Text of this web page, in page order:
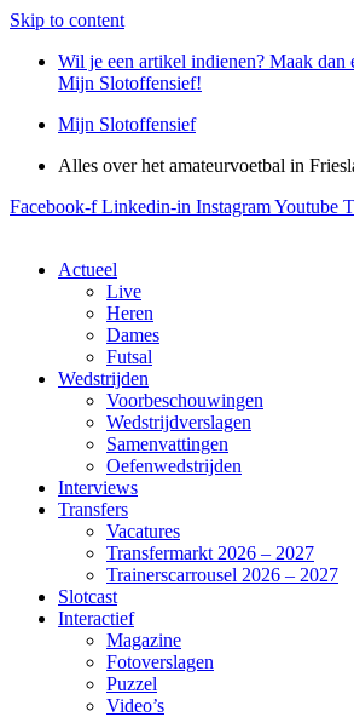
Skip to content
Wil je een artikel indienen? Maak dan
Mijn Slotoffensief!
Mijn Slotoffensief
Alles over het amateurvoetbal in
Facebook-f Linkedin-in InstagramYoutube
Actueel
Live
Heren
Dames
Futsal
Wedstrijden
Voorbeschouwingen
Wedstrijdverslagen
Samenvattingen
Oefenwedstrijden
Interviews
Transfers
Vacatures
Transfermarkt 2026 – 2027
Trainerscarrousel 2026 – 2027
Slotcast
Interactief
Magazine
Fotoverslagen
Puzzel
Video’s